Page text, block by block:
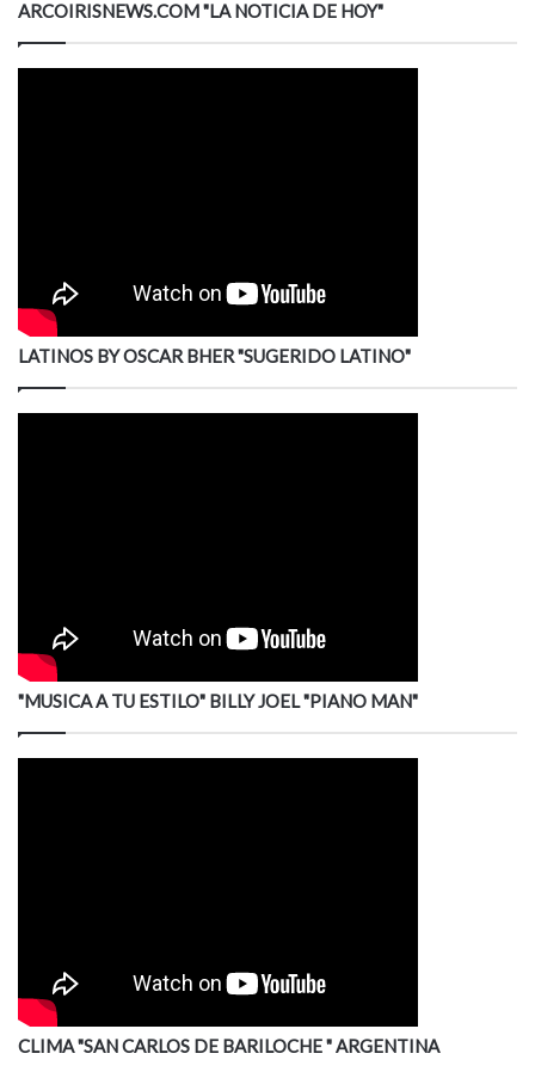
ARCOIRISNEWS.COM "LA NOTICIA DE HOY"
LATINOS BY OSCAR BHER "SUGERIDO LATINO"
"MUSICA A TU ESTILO" BILLY JOEL "PIANO MAN"
CLIMA "SAN CARLOS DE BARILOCHE " ARGENTINA